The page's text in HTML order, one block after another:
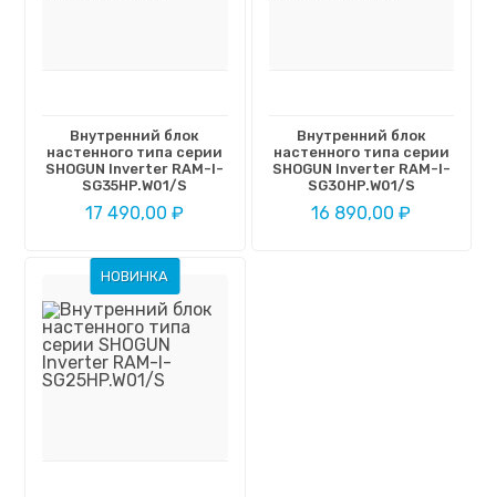
Внутренний блок
настенного типа серии
SHOGUN Inverter RAM-I-
SG35HP.W01/S
17 490,00 ₽
Внутренний блок
настенного типа серии
SHOGUN Inverter RAM-I-
SG30HP.W01/S
16 890,00 ₽
НОВИНКА